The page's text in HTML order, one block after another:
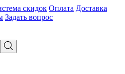
скидок Оплата Доставка
Задать вопрос